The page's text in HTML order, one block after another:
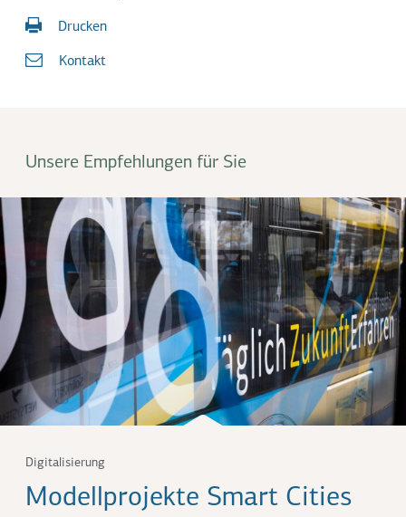
Drucken
Kontakt
Unsere Empfehlungen für Sie
Digitalisierung
Modellprojekte Smart Cities